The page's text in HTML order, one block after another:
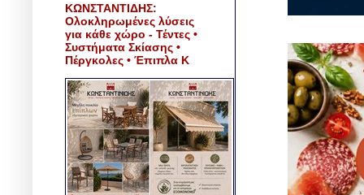
ΚΩΝΣΤΑΝΤΙΔΗΣ:
Ολοκληρωμένες λύσεις
για κάθε χώρο - Τέντες •
Συστήματα Σκίασης •
Πέργκολες • Έπιπλα Κ